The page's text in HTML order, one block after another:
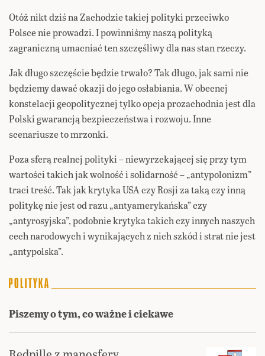
Otóż nikt dziś na Zachodzie takiej polityki przeciwko
Polsce nie prowadzi. I powinniśmy naszą polityką
zagraniczną umacniać ten szczęśliwy dla nas stan rzeczy.
Jak długo szczęście będzie trwało? Tak długo, jak sami nie
będziemy dawać okazji do jego osłabiania. W obecnej
konstelacji geopolitycznej tylko opcja prozachodnia jest dla
Polski gwarancją bezpieczeństwa i rozwoju. Inne
scenariusze to mrzonki.
Poza sferą realnej polityki – niewyrzekającej się przy tym
wartości takich jak wolność i solidarność – „antypolonizm”
traci treść. Tak jak krytyka USA czy Rosji za taką czy inną
politykę nie jest od razu „antyamerykańska” czy
„antyrosyjska”, podobnie krytyka takich czy innych naszych
cech narodowych i wynikających z nich szkód i strat nie jest
„antypolska”.
Piszemy o tym, co ważne i ciekawe